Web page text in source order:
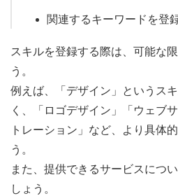
関連するキーワードを登
スキルを登録する際は、可能な
う。
例えば、「デザイン」というス
く、「ロゴデザイン」「ウェブ
トレーション」など、より具体
う。
また、提供できるサービスにつ
しょう。